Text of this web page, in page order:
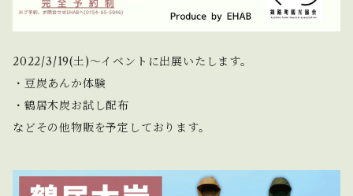
2022/3/19(土)〜イベントに出展いたします。
・豆炭あんか体験
・鶴居木炭お試し配布
などその他物販を予定しております。